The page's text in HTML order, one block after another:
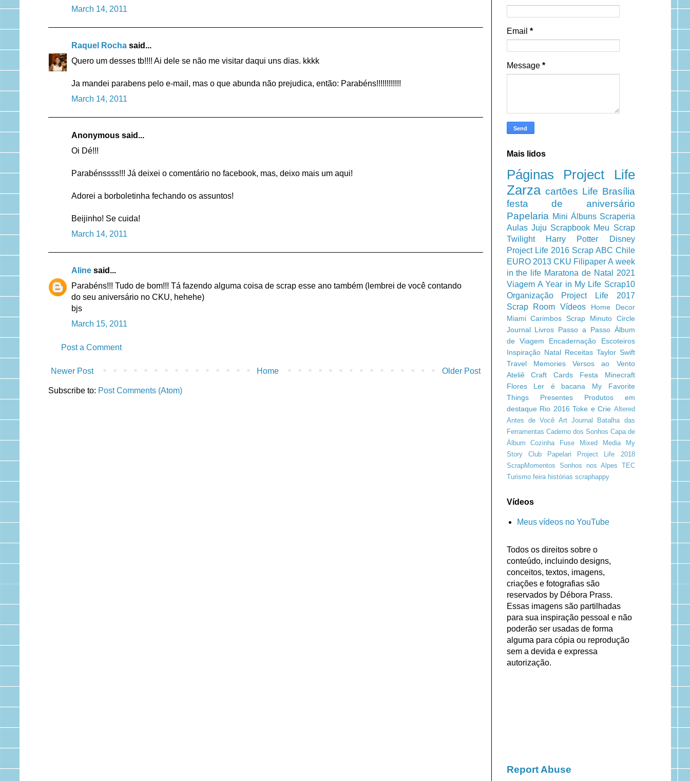
March 14, 2011
Raquel Rochasaid...
Quero um desses tb!!!! Ai dele se não me visitar daqui uns dias. kkkk
Ja mandei parabens pelo e-mail, mas o que abunda não prejudica, então: Parabéns!!!!!!!!!!!!
March 14, 2011
Anonymous said...
Oi Dé!!!
Parabénssss!!! Já deixei o comentário no facebook, mas, deixo mais um aqui!
Adorei a borboletinha fechando os assuntos!
Beijinho! Se cuida!
March 14, 2011
Alinesaid...
Parabéns!!! Tudo de bom!!! Tá fazendo alguma coisa de scrap esse ano também (lembrei de você contando
do seu aniversário no CKU, hehehe)
bjs
March 15, 2011
Post a Comment
Newer Post Older Post
Home
Subscribe to: Post Comments (Atom)
Email *
Message *
Mais lidos
Páginas
Project Life
Zarza cartões Life Brasília
festa de aniversário
Papelaria Mini Álbuns Scraperia
Aulas Juju Scrapbook Meu Scrap
Twilight
Harry Potter
Disney
Project Life 2016 Scrap ABC Chile
EURO 2013 CKU Filipaper A week
in the life Maratona de Natal 2021
Viagem A Year in My Life Scrap10
Organização
Project Life 2017
Scrap Room Vídeos
Home Decor
Miami Carimbos Scrap Minuto Circle
Journal Livros Passo a Passo Álbum
de Viagem
Encadernação
Escoteiros
Inspiração Natal Receitas Taylor Swift
Travel Memories
Versos ao Vento
Ateliê Craft
Cards
Festa Minecraft
Flores
Ler é bacana
My Favorite
Things
Presentes
Produtos em
destaque Rio 2016 Toke e Crie Altered
Antes de Você Art Journal
Batalha das
Ferramentas Caderno dos Sonhos Capa de
Álbum
Cozinha Fuse Mixed Media
My
Story Club
Papelari
Project Life 2018
ScrapMomentos Sonhos nos Alpes TEC
Turismo feira histórias scraphappy
Vídeos
Meus vídeos no YouTube
Todos os direitos sobre o
conteúdo, incluindo designs,
conceitos, textos, imagens,
criações e fotografias são
reservados by Débora Prass.
Essas imagens são partilhadas
para sua inspiração pessoal e não
poderão ser usadas de forma
alguma para cópia ou reprodução
sem a devida e expressa
autorização.
Report Abuse